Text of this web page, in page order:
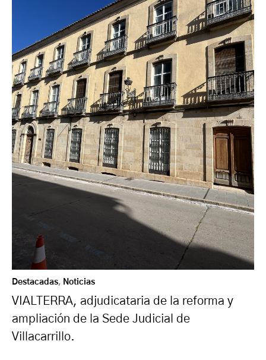
Destacadas, Noticias
VIALTERRA, adjudicataria de la reforma y
ampliación de la Sede Judicial de
Villacarrillo.